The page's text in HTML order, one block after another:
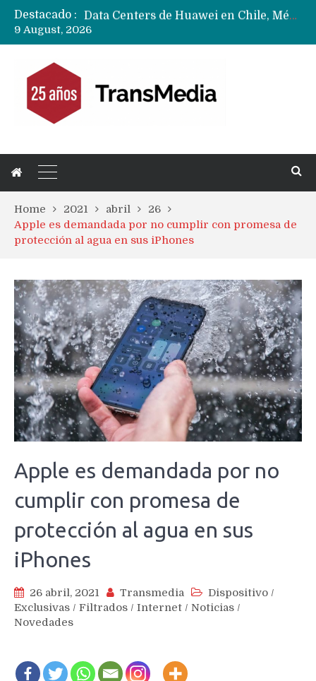
Destacado :
Data Centers de Huawei en Chile, México, Brasil,Perú y Argentina podrían verse afectados por arremetida de EE.UU
9 August, 2026
Home 2021 abril
26
Apple es demandada por no cumplir con promesa de
protección al agua en sus iPhones
Apple es demandada por no
cumplir con promesa de
protección al agua en sus
iPhones
26 abril, 2021 Transmedia Dispositivo /
Exclusivas / Filtrados / Internet / Noticias /
Novedades